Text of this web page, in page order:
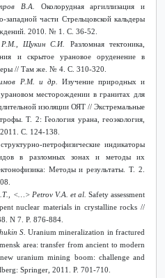
В.А. Околорудная аргиллизация и
западной части Cтрельцовской кальдеры
2010. № 1. С. 36-52.
Р.М., Щукин С.И. Разломная тектоника,
и скрытое урановое оруденение в
// Там же. № 4. С. 310-320.
Р.М. и др. Изучение природных и
месторождении в гранитах для
изоляции ОЯТ // Экстремальные
Т. 2: Геология урана, геоэкология,
С. 124-138.
петрофизические индикаторы
в разломных зонах и методы их
Методы и результаты. Т. 2.
.T., <…> Petrov V.A. et al. Safety assessment
nuclear materials in crystalline rocks //
N 7. P. 876-884.
S.Uranium mineralization in fractured
area: transfer from ancient to modern
uranium mining boom: challenge and
Springer, 2011. P. 701-710.